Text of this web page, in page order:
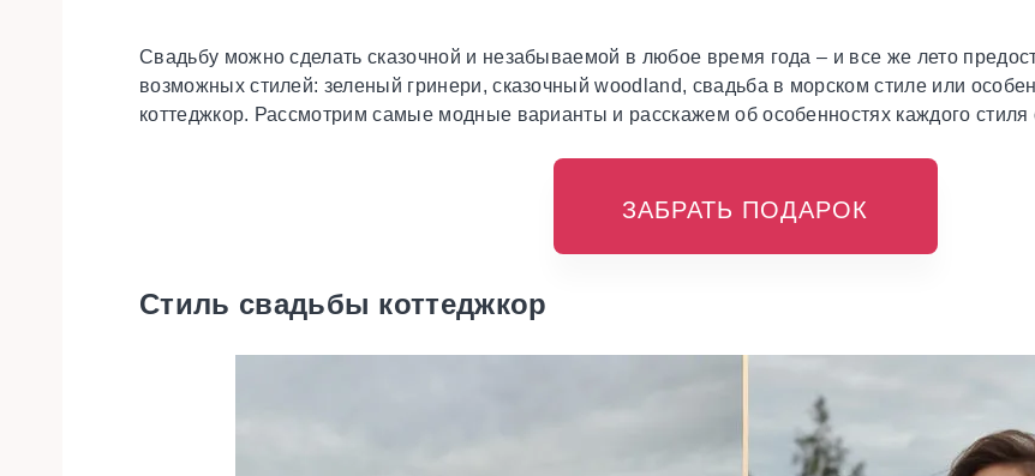
Свадьбу можно сделать сказочной и незабываемой в любое время года – и все же лето
возможных стилей: зеленый гринери, сказочный woodland, свадьба в морском стиле или
коттеджкор. Рассмотрим самые модные варианты и расскажем об особенностях каждого стиля
ЗАБРАТЬ ПОДАРОК
Стиль свадьбы коттеджкор